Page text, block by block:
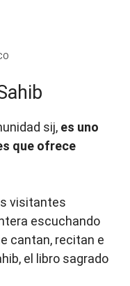
sij, es uno
que ofrece
visitantes
escuchando
cantan, recitan e
el libro sagrado